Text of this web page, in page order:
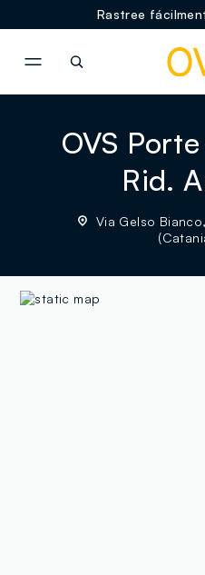
Rastree
OVS
Rid.
Via Gelso